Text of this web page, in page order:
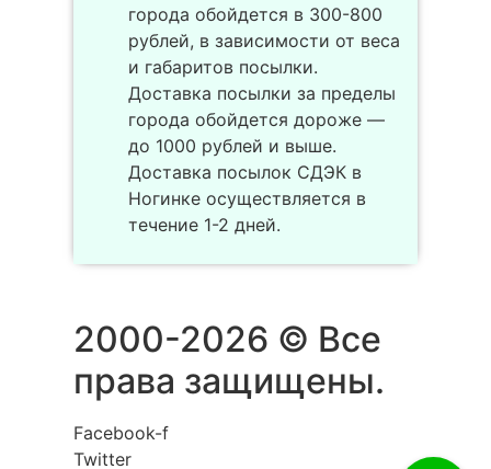
города обойдется в 300-800
рублей, в зависимости от веса
и габаритов посылки.
Доставка посылки за пределы
города обойдется дороже —
до 1000 рублей и выше.
Доставка посылок СДЭК в
Ногинке осуществляется в
течение 1-2 дней.
2000-2026 © Все
права защищены.
Facebook-f
Twitter